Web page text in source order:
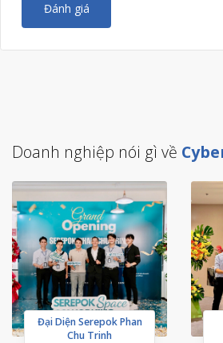
Đánh giá
Doanh nghiệp nói gì về
Đại Diện Serepok Phan
Chu Trinh